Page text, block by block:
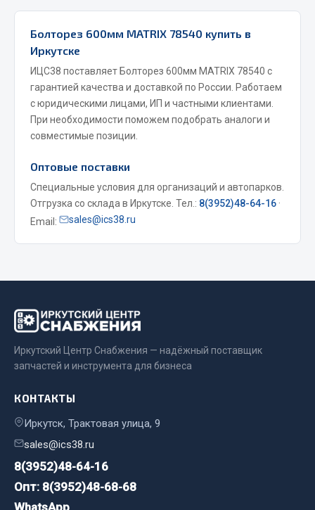
Двигатель
Система питания
Система выпуска газа
Система охлаждения
Коробка передач
Коробка передач ZF
Показать ещё
Система питания
Подвеска
Тормозная система
Окно ветровое
Двигатель
Электрооборудование
Показать ещё
Весь раздел
Болторез 600мм MATRIX 78540 купить в
Иркутске
ИЦС38 поставляет Болторез 600мм MATRIX 78540 с
гарантией качества и доставкой по России. Работаем
с юридическими лицами, ИП и частными клиентами.
При необходимости поможем подобрать аналоги и
совместимые позиции.
Оптовые поставки
Специальные условия для организаций и автопарков.
Отгрузка со склада в Иркутске. Тел.: 8(3952)48-64-16 ·
Email:
sales@ics38.ru
Иркутский Центр Снабжения — надёжный поставщик
запчастей и инструмента для бизнеса
КОНТАКТЫ
Иркутск, Трактовая улица, 9
sales@ics38.ru
8(3952)48-64-16
Опт: 8(3952)48-68-68
WhatsApp